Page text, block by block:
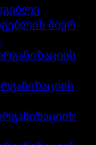
მიერ